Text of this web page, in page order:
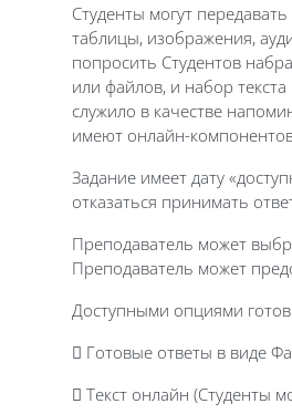
Студенты могут
таблицы, изображения,
попросить Студентов
или файлов, и набор
служило в качестве
имеют онлайн-
Задание имеет дату
отказаться принимать
Преподаватель может
Преподаватель может
Доступными опциями
 Готовые ответы в виде
 Текст онлайн (Студенты